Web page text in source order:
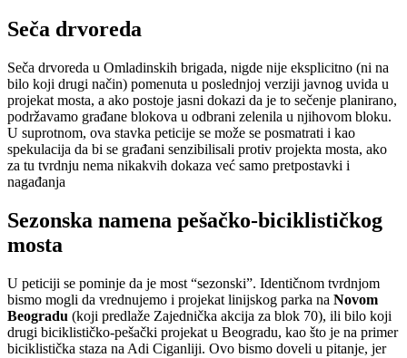
Seča drvoreda
Seča drvoreda u Omladinskih brigada, nigde nije eksplicitno (ni na
bilo koji drugi način) pomenuta u poslednjoj verziji javnog uvida u
projekat mosta, a ako postoje jasni dokazi da je to sečenje planirano,
podržavamo građane blokova u odbrani zelenila u njihovom bloku.
U suprotnom, ova stavka peticije se može se posmatrati i kao
spekulacija da bi se građani senzibilisali protiv projekta mosta, ako
za tu tvrdnju nema nikakvih dokaza već samo pretpostavki i
nagađanja
Sezonska namena pešačko-biciklističkog
mosta
U peticiji se pominje da je most “sezonski”. Identičnom tvrdnjom
bismo mogli da vrednujemo i projekat linijskog parka na Novom
Beogradu (koji predlaže Zajednička akcija za blok 70), ili bilo koji
drugi biciklističko-pešački projekat u Beogradu, kao što je na primer
biciklistička staza na Adi Ciganliji. Ovo bismo doveli u pitanje, jer